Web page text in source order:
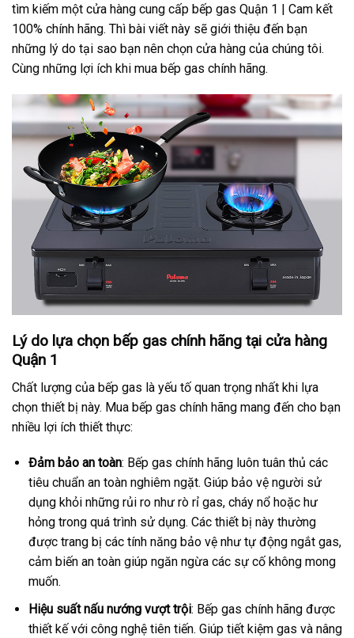
tìm kiếm một cửa hàng cung cấp bếp gas Quận 1 | Cam kết
100% chính hãng. Thì bài viết này sẽ giới thiệu đến bạn
những lý do tại sao bạn nên chọn cửa hàng của chúng tôi.
Cùng những lợi ích khi mua bếp gas chính hãng.
Lý do lựa chọn bếp gas chính hãng tại cửa hàng
Quận 1
Chất lượng của bếp gas là yếu tố quan trọng nhất khi lựa
chọn thiết bị này. Mua bếp gas chính hãng mang đến cho bạn
nhiều lợi ích thiết thực:
Đảm bảo an toàn: Bếp gas chính hãng luôn tuân thủ các
tiêu chuẩn an toàn nghiêm ngặt. Giúp bảo vệ người sử
dụng khỏi những rủi ro như rò rỉ gas, cháy nổ hoặc hư
hỏng trong quá trình sử dụng. Các thiết bị này thường
được trang bị các tính năng bảo vệ như tự động ngắt gas,
cảm biến an toàn giúp ngăn ngừa các sự cố không mong
muốn.
Hiệu suất nấu nướng vượt trội: Bếp gas chính hãng được
thiết kế với công nghệ tiên tiến. Giúp tiết kiệm gas và nâng